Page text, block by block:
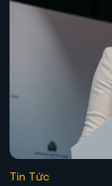
Tin Tức